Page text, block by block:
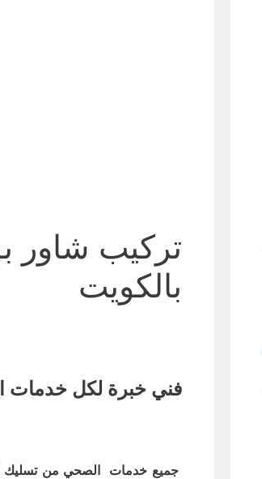
تركيب شاور
بالكويت
فني خبرة لكل خدمات
جميع خدمات الصحي من تسليك